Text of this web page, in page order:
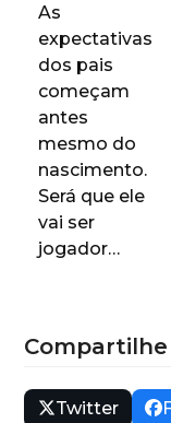
As
expectativas
dos pais
começam
antes
mesmo do
nascimento.
Será que ele
vai ser
jogador…
Compartilhe
Twitter